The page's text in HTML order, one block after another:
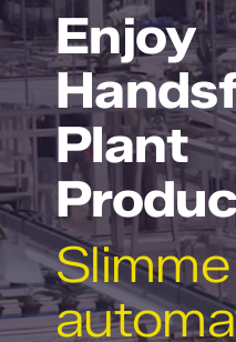
Enjoy
Plant
Slimme